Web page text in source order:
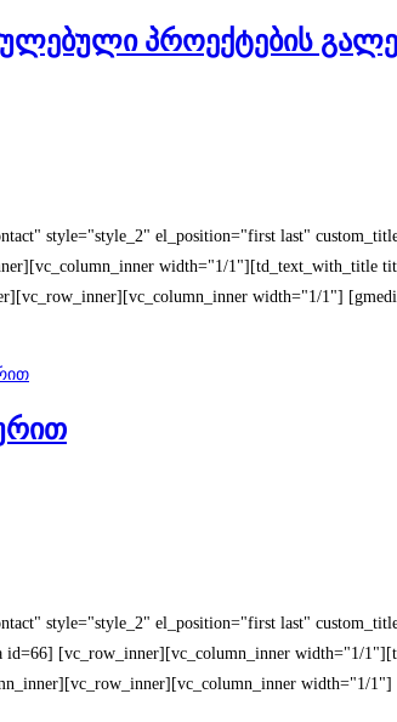
პროექტების
style="style_2" el_position="first last"
width="1/
width="1/1"]
style="style_2" el_position="first last"
[vc_row_inner][vc_column_inner width="1/
width="1/1"]